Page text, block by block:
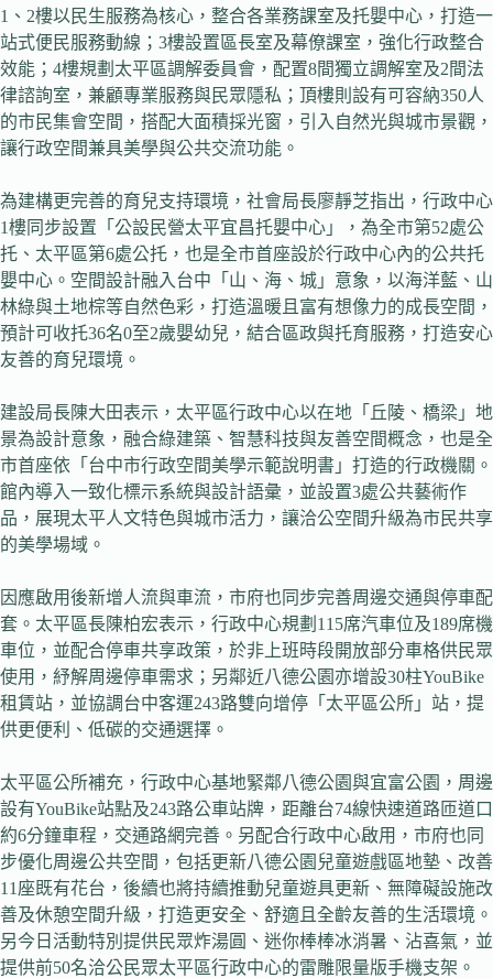
1、2樓以民生服務為核心，整合各業務課室及托嬰中心，打造一
站式便民服務動線；3樓設置區長室及幕僚課室，強化行政整合
效能；4樓規劃太平區調解委員會，配置8間獨立調解室及2間法
律諮詢室，兼顧專業服務與民眾隱私；頂樓則設有可容納350人
的市民集會空間，搭配大面積採光窗，引入自然光與城市景觀，
讓行政空間兼具美學與公共交流功能。
為建構更完善的育兒支持環境，社會局長廖靜芝指出，行政中心
1樓同步設置「公設民營太平宜昌托嬰中心」，為全市第52處公
托、太平區第6處公托，也是全市首座設於行政中心內的公共托
嬰中心。空間設計融入台中「山、海、城」意象，以海洋藍、山
林綠與土地棕等自然色彩，打造溫暖且富有想像力的成長空間，
預計可收托36名0至2歲嬰幼兒，結合區政與托育服務，打造安心
友善的育兒環境。
建設局長陳大田表示，太平區行政中心以在地「丘陵、橋梁」地
景為設計意象，融合綠建築、智慧科技與友善空間概念，也是全
市首座依「台中市行政空間美學示範說明書」打造的行政機關。
館內導入一致化標示系統與設計語彙，並設置3處公共藝術作
品，展現太平人文特色與城市活力，讓洽公空間升級為市民共享
的美學場域。
因應啟用後新增人流與車流，市府也同步完善周邊交通與停車配
套。太平區長陳柏宏表示，行政中心規劃115席汽車位及189席機
車位，並配合停車共享政策，於非上班時段開放部分車格供民眾
使用，紓解周邊停車需求；另鄰近八德公園亦增設30柱YouBike
租賃站，並協調台中客運243路雙向增停「太平區公所」站，提
供更便利、低碳的交通選擇。
太平區公所補充，行政中心基地緊鄰八德公園與宜富公園，周邊
設有YouBike站點及243路公車站牌，距離台74線快速道路匝道口
約6分鐘車程，交通路網完善。另配合行政中心啟用，市府也同
步優化周邊公共空間，包括更新八德公園兒童遊戲區地墊、改善
11座既有花台，後續也將持續推動兒童遊具更新、無障礙設施改
善及休憩空間升級，打造更安全、舒適且全齡友善的生活環境。
另今日活動特別提供民眾炸湯圓、迷你棒棒冰消暑、沾喜氣，並
提供前50名洽公民眾太平區行政中心的雷雕限量版手機支架。